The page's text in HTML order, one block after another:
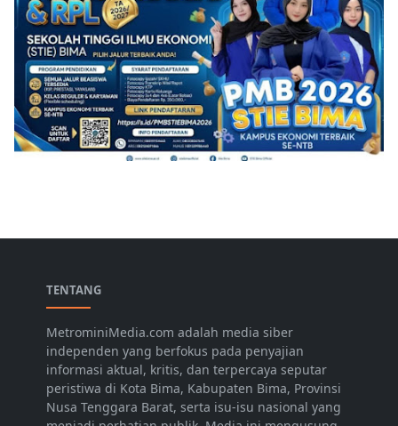
TENTANG
MetrominiMedia.com adalah media siber
independen yang berfokus pada penyajian
informasi aktual, kritis, dan terpercaya seputar
peristiwa di Kota Bima, Kabupaten Bima, Provinsi
Nusa Tenggara Barat, serta isu-isu nasional yang